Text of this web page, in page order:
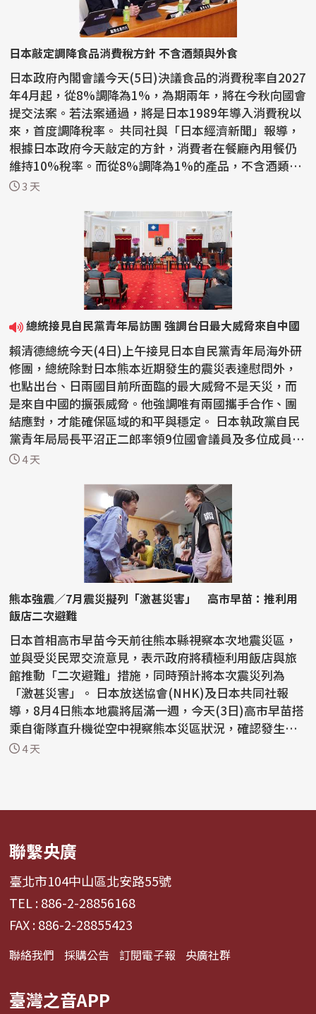
日本敲定調降食品消費稅方針 不含酒類與外食
日本政府內閣會議今天(5日)決議食品的消費稅率自2027
年4月起，從8%調降為1%，為期兩年，將在今秋向國會
提交法案。若法案通過，將是日本1989年導入消費稅以
來，首度調降稅率。 共同社與「日本經濟新聞」報導，
根據日本政府今天敲定的方針，消費者在餐廳內用餐仍
維持10%稅率。而從8%調降為1%的產品，不含酒類與
外食。...
3 天
總統接見自民黨青年局訪團 強調台日最大威脅來自中國
賴清德總統今天(4日)上午接見日本自民黨青年局海外研
修團，總統除對日本熊本近期發生的震災表達慰問外，
也點出台、日兩國目前所面臨的最大威脅不是天災，而
是來自中國的擴張威脅。他強調唯有兩國攜手合作、團
結應對，才能確保區域的和平與穩定。 日本執政黨自民
黨青年局局長平沼正二郎率領9位國會議員及多位成員
來...4 天
熊本強震／7月震災擬列「激甚災害」 高市早苗：推利用
飯店二次避難
日本首相高市早苗今天前往熊本縣視察本次地震災區，
並與受災民眾交流意見，表示政府將積極利用飯店與旅
館推動「二次避難」措施，同時預計將本次震災列為
「激甚災害」。 日本放送協會(NHK)及日本共同社報
導，8月4日熊本地震將屆滿一週，今天(3日)高市早苗搭
乘自衛隊直升機從空中視察熊本災區狀況，確認發生大
規模爆...
4 天
聯繫央廣
臺北市104中山區北安路55號
TEL : 886-2-28856168
FAX : 886-2-28855423
聯絡我們 採購公告 訂閱電子報 央廣社群
臺灣之音APP